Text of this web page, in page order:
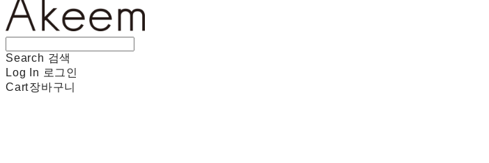
Search 검색
Log In 로그인
Cart장바구니